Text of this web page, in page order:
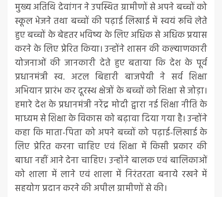
मुख्य अतिथि देवांगन ने उपस्थित ग्रामीणों से अपने बच्चों को
स्कूल भेजने तथा बच्चों की पढ़ाई लिखाई में स्वयं रूचि लेते
हुए बच्चों के बेहतर भविष्य के लिए अधिक से अधिक प्रयास
करने के लिए प्रेरित किया। उन्होंने शासन की कल्याणकारी
योजनाओं की जानकारी देते हुए बताया कि देश के पूर्व
प्रधानमंत्री स्व. अटल बिहारी बाजपेयी ने सर्व शिक्षा
अभियान प्रारंभ कर दूरस्थ क्षेत्रों के बच्चों को शिक्षा से जोड़ा।
हमारे देश के प्रधानमंत्री नरेंद्र मोदी द्वारा नई शिक्षा नीति के
माध्यम से शिक्षा के विकास को बढ़ावा दिया गया है। उन्होंने
कहा कि माता-पिता को अपने बच्चों को पढ़ाई-लिखाई के
लिए प्रेरित करना चाहिए एवं शिक्षा में किसी प्रकार की
बाधा नहीं आने देना चाहिए। उन्होंने बालक एवं बालिकाओं
को शाला में लाने एवं शाला में निरंतरता बनाये रखने में
सहयोग प्रदान करने की अपील ग्रामीणों से की।